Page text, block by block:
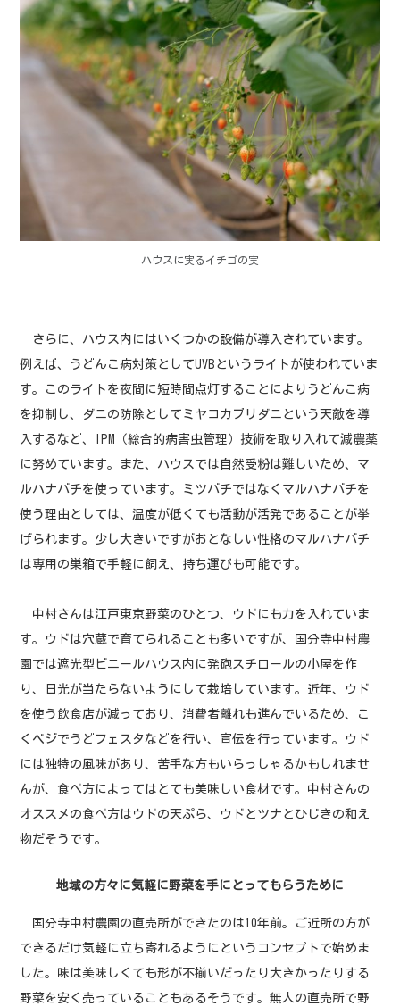
ハウスに実るイチゴの実
さらに、ハウス内にはいくつかの設備が導入されています。
例えば、うどんこ病対策としてUVBというライトが使われていま
す。このライトを夜間に短時間点灯することによりうどんこ病
を抑制し、ダニの防除としてミヤコカブリダニという天敵を導
入するなど、IPM（総合的病害虫管理）技術を取り入れて減農薬
に努めています。また、ハウスでは自然受粉は難しいため、マ
ルハナバチを使っています。ミツバチではなくマルハナバチを
使う理由としては、温度が低くても活動が活発であることが挙
げられます。少し大きいですがおとなしい性格のマルハナバチ
は専用の巣箱で手軽に飼え、持ち運びも可能です。
中村さんは江戸東京野菜のひとつ、ウドにも力を入れていま
す。ウドは穴蔵で育てられることも多いですが、国分寺中村農
園では遮光型ビニールハウス内に発砲スチロールの小屋を作
り、日光が当たらないようにして栽培しています。近年、ウド
を使う飲食店が減っており、消費者離れも進んでいるため、こ
くベジでうどフェスタなどを行い、宣伝を行っています。ウド
には独特の風味があり、苦手な方もいらっしゃるかもしれませ
んが、食べ方によってはとても美味しい食材です。中村さんの
オススメの食べ方はウドの天ぷら、ウドとツナとひじきの和え
物だそうです。
地域の方々に気軽に野菜を手にとってもらうために
国分寺中村農園の直売所ができたのは10年前。ご近所の方が
できるだけ気軽に立ち寄れるようにというコンセプトで始めま
した。味は美味しくても形が不揃いだったり大きかったりする
野菜を安く売っていることもあるそうです。無人の直売所で野